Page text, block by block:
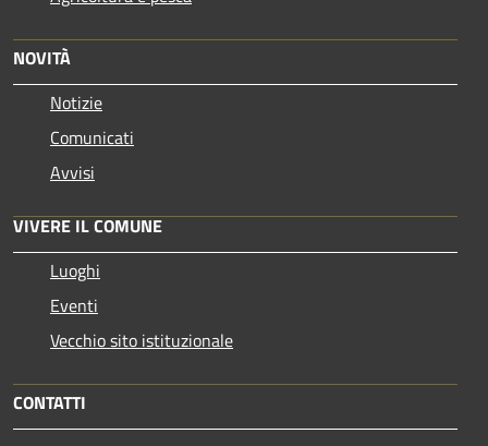
NOVITÀ
Notizie
Comunicati
Avvisi
VIVERE IL COMUNE
Luoghi
Eventi
Vecchio sito istituzionale
CONTATTI